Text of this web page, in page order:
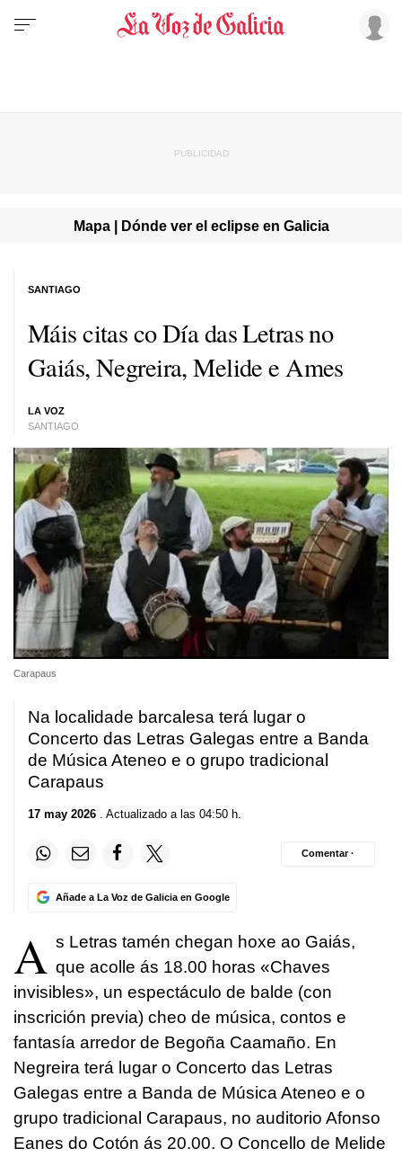
Mapa | Dónde ver el eclipse en Galicia
Máis citas co Día das Letras no
Gaiás, Negreira, Melide e Ames
LA VOZ
SANTIAGO
SANTIAGO
Carapaus
Na localidade barcalesa terá lugar o
Concerto das Letras Galegas entre a Banda
de Música Ateneo e o grupo tradicional
Carapaus
17 may 2026 . Actualizado a las 04:50 h.
Añade a La Voz de Galicia en Google
Comentar ·
A s Letras tamén chegan hoxe ao Gaiás,
que acolle ás 18.00 horas «Chaves
invisibles», un espectáculo de balde (con
inscrición previa) cheo de música, contos e
fantasía arredor de Begoña Caamaño. En
Negreira terá lugar o Concerto das Letras
Galegas entre a Banda de Música Ateneo e o
grupo tradicional Carapaus, no auditorio Afonso
Eanes do Cotón ás 20.00. O Concello de Melide